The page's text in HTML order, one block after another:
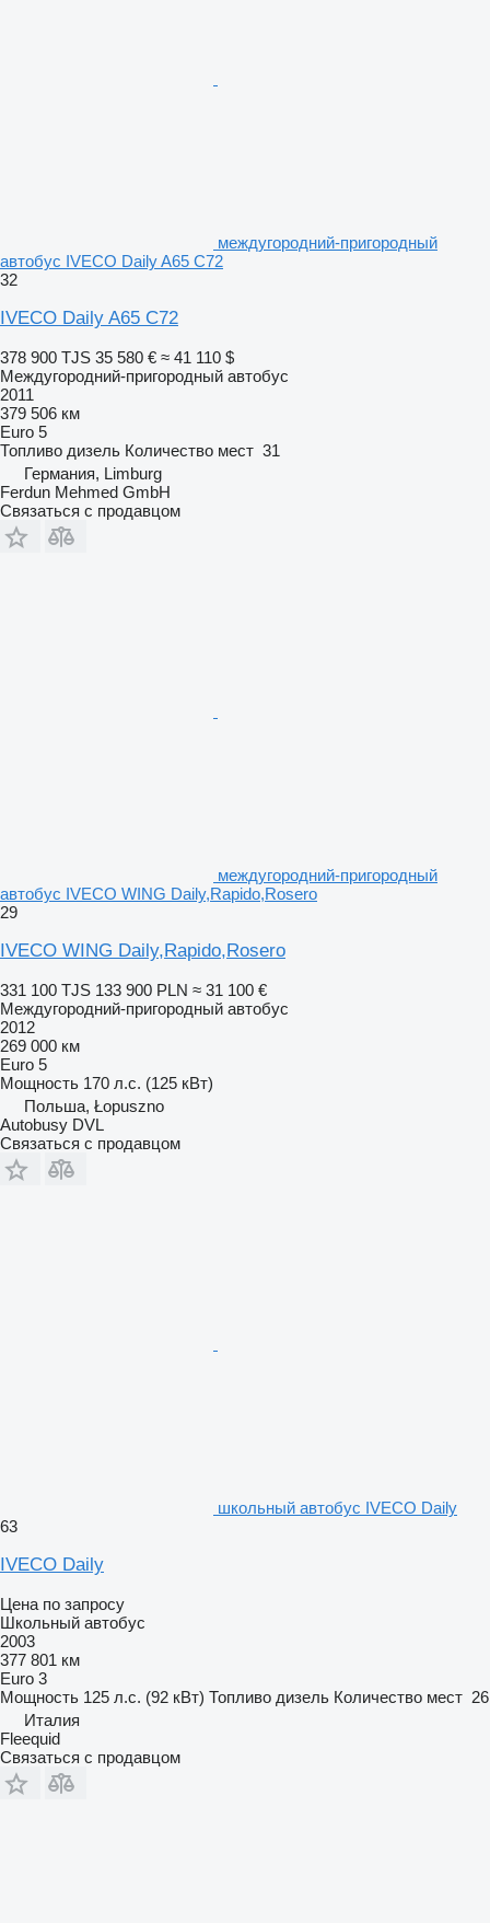
междугородний-пригородный
автобус IVECO Daily A65 C72
32
IVECO Daily A65 C72
378 900 TJS 35 580 € ≈ 41 110 $
Междугородний-пригородный автобус
2011
379 506 км
Euro 5
Топливо дизель Количество мест 31
Германия, Limburg
Ferdun Mehmed GmbH
Связаться с продавцом
междугородний-пригородный
автобус IVECO WING Daily,Rapido,Rosero
29
IVECO WING Daily,Rapido,Rosero
331 100 TJS 133 900 PLN ≈ 31 100 €
Междугородний-пригородный автобус
2012
269 000 км
Euro 5
Мощность 170 л.с. (125 кВт)
Польша, Łopuszno
Autobusy DVL
Связаться с продавцом
школьный автобус IVECO Daily
63
IVECO Daily
Цена по запросу
Школьный автобус
2003
377 801 км
Euro 3
Мощность 125 л.с. (92 кВт) Топливо дизель Количество мест 26
Италия
Fleequid
Связаться с продавцом